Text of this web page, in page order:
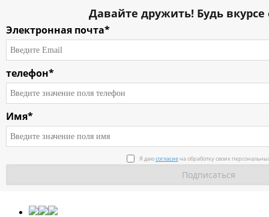
Давайте дружить! Будь вкурсе
Электронная почта*
телефон*
Имя*
Я даюсогласиена обработку своих